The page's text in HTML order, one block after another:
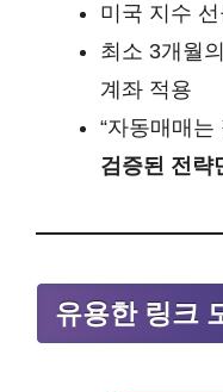
미국 지수
최소 3개월
계좌 적용
“자동매매
검증된 전략
유용한 링크